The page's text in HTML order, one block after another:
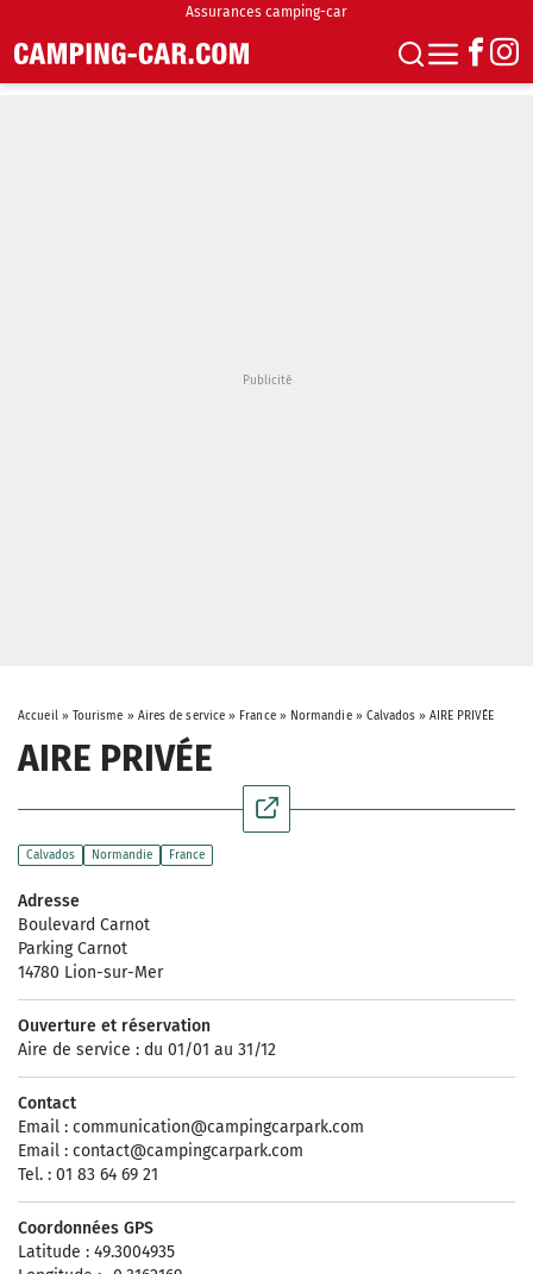
Assurances camping-car
Accueil» Tourisme » Aires de service » France» Normandie» Calvados »AIRE PRIVÉE
AIRE PRIVÉE
Calvados Normandie France
Adresse
Boulevard Carnot
Parking Carnot
14780 Lion-sur-Mer
Ouverture et réservation
Aire de service : du 01/01 au 31/12
Contact
Email : communication@campingcarpark.com
Email : contact@campingcarpark.com
Tel. : 01 83 64 69 21
Coordonnées GPS
Latitude : 49.3004935